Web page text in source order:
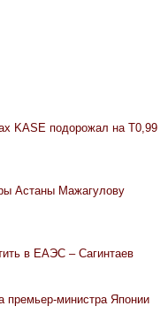
KASE подорожал на Т0,99
Астаны Мажагулову
в ЕАЭС – Сагинтаев
премьер-министра Японии